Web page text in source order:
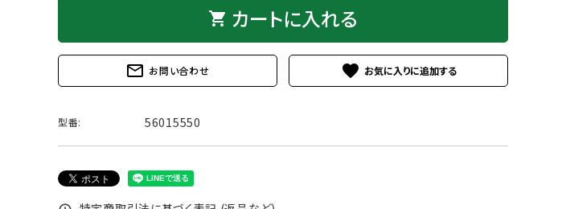
shopping_cart カートに入れる
mail_outline お問い合わせ favorite
型番: 56015550